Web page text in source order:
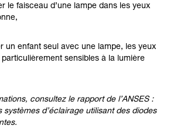
le faisceau d’une lampe dans les yeux
un enfant seul avec une lampe, les yeux
sensibles à la lumière
consultez le rapport de l’ANSES :
systèmes d’éclairage utilisant des diodes